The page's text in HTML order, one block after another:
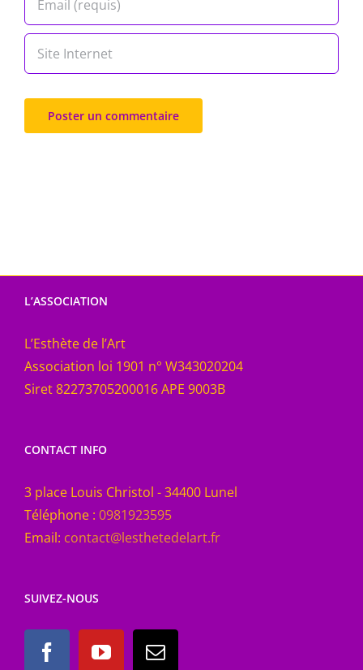
L’ASSOCIATION
L’Esthète de l’Art
Association loi 1901 n° W343020204
Siret 82273705200016 APE 9003B
CONTACT INFO
3 place Louis Christol - 34400 Lunel
Téléphone : 0981923595
Email: contact@lesthetedelart.fr
SUIVEZ-NOUS